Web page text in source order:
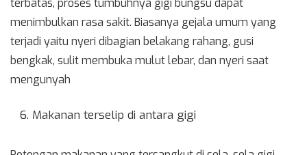
terbatas, proses tumbuhnya gigi bungsu dapat
menimbulkan rasa sakit. Biasanya gejala umum yang
terjadi yaitu nyeri dibagian belakang rahang, gusi
bengkak, sulit membuka mulut lebar, dan nyeri saat
mengunyah
Makanan terselip di antara gigi